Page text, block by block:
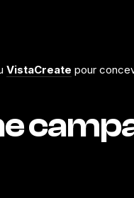
VistaCreate pour